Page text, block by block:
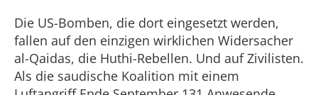
Die US-Bomben, die dort eingesetzt werden,
fallen auf den einzigen wirklichen Widersacher
al-Qaidas, die Huthi-Rebellen. Und auf Zivilisten.
Als die saudische Koalition mit einem